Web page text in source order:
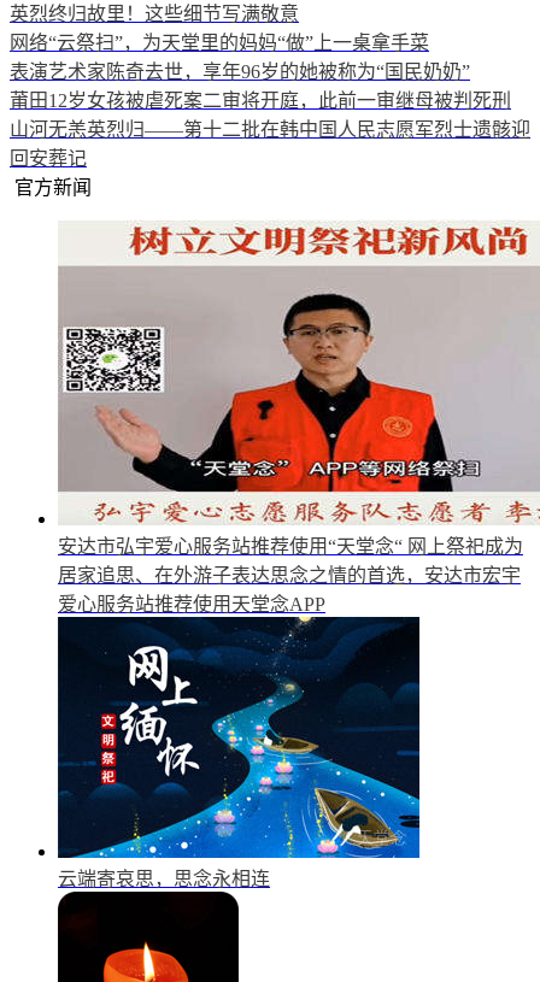
英烈终归故里！这些细节写满敬意
网络“云祭扫”，为天堂里的妈妈“做”上一桌拿手菜
表演艺术家陈奇去世，享年96岁的她被称为“国民奶奶”
莆田12岁女孩被虐死案二审将开庭，此前一审继母被判死刑
山河无恙英烈归——第十二批在韩中国人民志愿军烈士遗骸迎
回安葬记
官方新闻
安达市弘宇爱心服务站推荐使用“天堂念“ 网上祭祀成为
居家追思、在外游子表达思念之情的首选，安达市宏宇
爱心服务站推荐使用天堂念APP
云端寄哀思，思念永相连